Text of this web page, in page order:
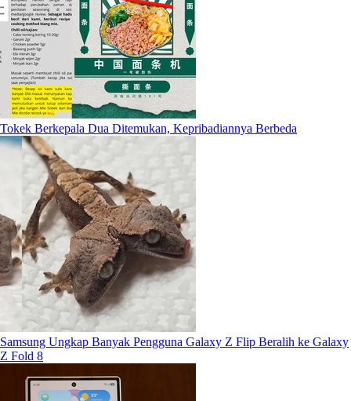
Tokek Berkepala Dua Ditemukan, Kepribadiannya Berbeda
Samsung Ungkap Banyak Pengguna Galaxy Z Flip Beralih ke Galaxy
Z Fold 8